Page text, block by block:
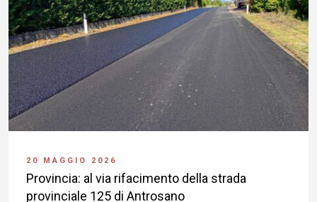
20 MAGGIO 2026
Provincia: al via rifacimento della strada
provinciale 125 di Antrosano